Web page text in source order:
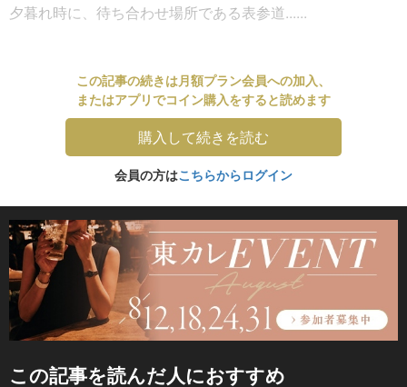
夕暮れ時に、待ち合わせ場所である表参道......
この記事の続きは月額プラン会員への加入、
またはアプリでコイン購入をすると読めます
購入して続きを読む
会員の方はこちらからログイン
この記事を読んだ人におすすめ